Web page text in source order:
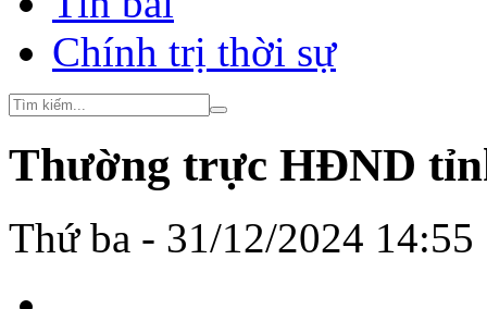
Chính trị thời sự
Thường trực HĐND
Thứ ba - 31/12/2024 14:55